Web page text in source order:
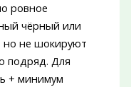
ровное
чёрный или
но не шокируют
подряд. Для
+ минимум